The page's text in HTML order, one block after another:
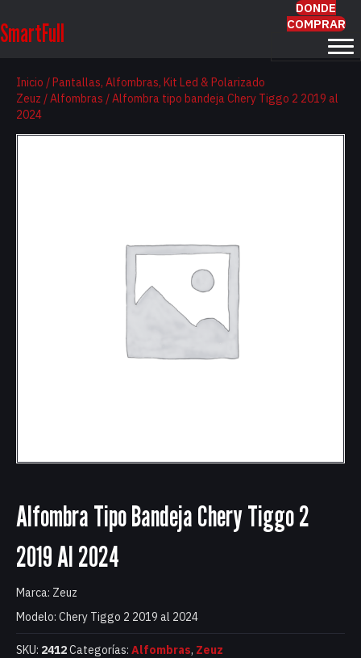
SmartFull
DONDE
COMPRAR
Inicio /Pantallas, Alfombras, Kit Led & Polarizado
Zeuz /Alfombras / Alfombra tipo bandeja Chery Tiggo 2 2019 al
2024
Alfombra Tipo Bandeja Chery Tiggo 2
2019 Al 2024
Marca: Zeuz
Modelo: Chery Tiggo 2 2019 al 2024
SKU: 2412Categorías: Alfombras, Zeuz